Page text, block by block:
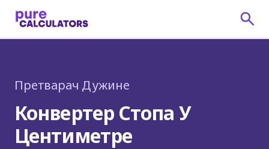
Претварач Дужине
Конвертер Стопа У
Центиметре